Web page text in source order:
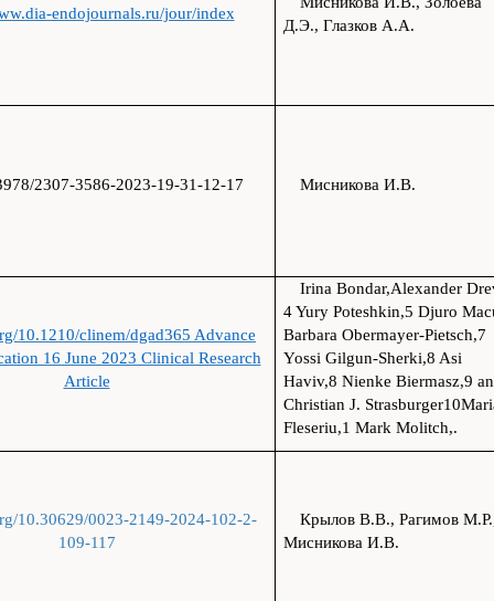
endojournals.ru/jour/index
Д.Э., Глазков А.А.
2307-3586-2023-19-31-12-17 Мисникова И.В.
10.1210/clinem/dgad365 Advance
16 June 2023 Clinical Research
Article
Irina Bondar,Alexander
4 Yury Poteshkin,5 Djuro
Barbara Obermayer-Pietsch,7
Yossi Gilgun-Sherki,8 Asi
Haviv,8 Nienke Biermasz,9
Christian J.
Fleseriu,1 Mark Molitch,.
10.30629/0023-2149-2024-102-2-
109-117
Крылов В.В., Рагимов
Мисникова И.В.